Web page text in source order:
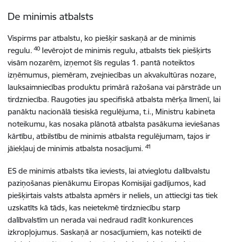
De minimis atbalsts
Vispirms par atbalstu, ko piešķir saskaņā ar de minimis
regulu. 40Ievērojot de minimis regulu, atbalsts tiek piešķirts
visām nozarēm, izņemot šīs regulas 1. pantā noteiktos
izņēmumus, piemēram, zvejniecības un akvakultūras nozare,
lauksaimniecības produktu primārā ražošana vai pārstrāde un
tirdzniecība. Raugoties jau specifiskā atbalsta mērķa līmenī, lai
panāktu nacionālā tiesiskā regulējuma, t.i., Ministru kabineta
noteikumu, kas nosaka plānotā atbalsta pasākuma ieviešanas
kārtību, atbilstību de minimis atbalsta regulējumam, tajos ir
jāiekļauj de minimis atbalsta nosacījumi. 41
ES de minimis atbalsts tika ieviests, lai atvieglotu dalībvalstu
paziņošanas pienākumu Eiropas Komisijai gadījumos, kad
piešķirtais valsts atbalsta apmērs ir neliels, un attiecīgi tas tiek
uzskatīts kā tāds, kas neietekmē tirdzniecību starp
dalībvalstīm un nerada vai nedraud radīt konkurences
izkropļojumus. Saskaņā ar nosacījumiem, kas noteikti de